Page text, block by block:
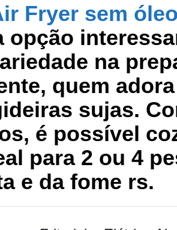
Fryer sem
opção
na
quem
sujas.
é possível
para 2 ou 4
e da fome rs.